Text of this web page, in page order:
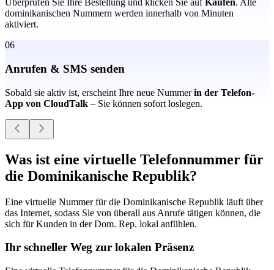
Überprüfen Sie Ihre Bestellung und klicken Sie auf Kaufen. Alle
dominikanischen Nummern werden innerhalb von Minuten
aktiviert.
06
Anrufen & SMS senden
Sobald sie aktiv ist, erscheint Ihre neue Nummerin der Telefon-
App von CloudTalk – Sie können sofort loslegen.
Was ist eine virtuelle Telefonnummer für
die Dominikanische Republik?
Eine virtuelle Nummer für die Dominikanische Republik läuft über
das Internet, sodass Sie von überall aus Anrufe tätigen können, die
sich für Kunden in der Dom. Rep. lokal anfühlen.
Ihr schneller Weg zur lokalen Präsenz